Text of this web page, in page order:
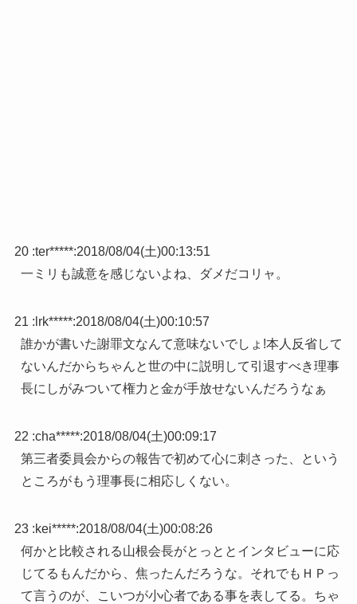
20 :ter*****:2018/08/04(土)00:13:51
一ミリも誠意を感じないよね、ダメだコリャ。
21 : lrk*****:2018/08/04(土)00:10:57
誰かが書いた謝罪文なんて意味ないでしょ!本人反省して
ないんだからちゃんと世の中に説明して引退すべき理事
長にしがみついて権力と金が手放せないんだろうなぁ
22 :cha*****:2018/08/04(土)00:09:17
第三者委員会からの報告で初めて心に刺さった、という
ところがもう理事長に相応しくない。
23 :kei*****:2018/08/04(土)00:08:26
何かと比較される山根会長がとっととインタビューに応
じてるもんだから、焦ったんだろうな。それでもＨＰっ
て言うのが、こいつが小心者である事を表してる。ちゃ